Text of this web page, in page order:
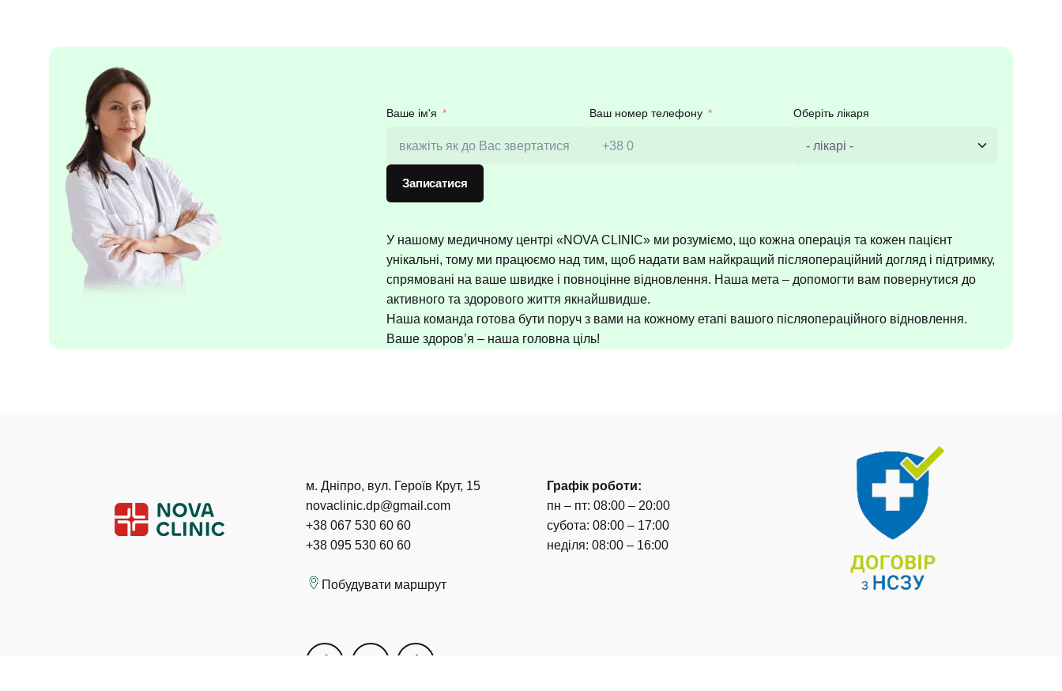
Ваше ім'я Ваш номер телефону Оберіть лікаря
Записатися
У нашому медичному центрі «NOVA CLINIC» ми розуміємо, що кожна операція та кожен пацієнт
унікальні, тому ми працюємо над тим, щоб надати вам найкращий післяопераційний догляд і підтримку,
спрямовані на ваше швидке і повноцінне відновлення. Наша мета – допомогти вам повернутися до
активного та здорового життя якнайшвидше.
Наша команда готова бути поруч з вами на кожному етапі вашого післяопераційного відновлення.
Ваше здоров’я – наша головна ціль!
м. Дніпро, вул. Героїв Крут, 15
novaclinic.dp@gmail.com
+38 067 530 60 60
+38 095 530 60 60
Побудувати маршрут
Графік роботи:
пн – пт: 08:00 – 20:00
субота: 08:00 – 17:00
неділя: 08:00 – 16:00